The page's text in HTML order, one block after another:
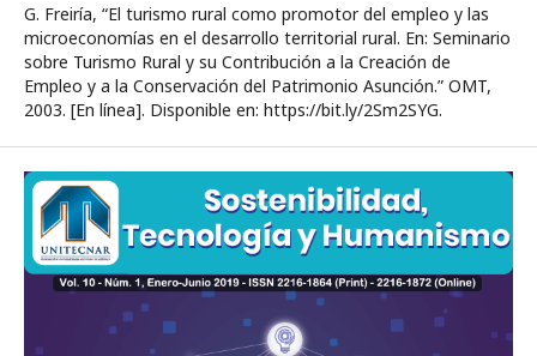
G. Freiría, “El turismo rural como promotor del empleo y las
microeconomías en el desarrollo territorial rural. En: Seminario
sobre Turismo Rural y su Contribución a la Creación de
Empleo y a la Conservación del Patrimonio Asunción.” OMT,
2003. [En línea]. Disponible en: https://bit.ly/2Sm2SYG.